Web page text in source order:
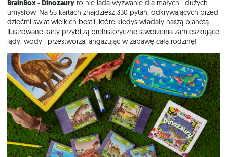
BrainBox - Dinozaury to nie lada wyzwanie dla małych i dużych
umysłów. Na 55 kartach znajdziesz 330 pytań, odkrywających przed
dziećmi świat wielkich bestii, które kiedyś władały naszą planetą.
Ilustrowane karty przybliżą prehistoryczne stworzenia zamieszkujące
lądy, wody i przestworza, angażując w zabawę całą rodzinę!